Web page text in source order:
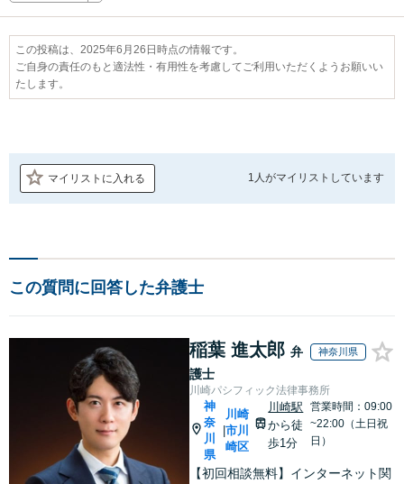
この投稿は、2025年6月26日時点の情報です。
ご自身の責任のもと適法性・有用性を考慮してご利用いただくようお願いい
たします。
マイリストに入れる 1人がマイリストしています
この質問に回答した弁護士
稲葉 進太郎 弁
護士
神奈川県
川崎パシフィック法律事務所
神
奈
川
県
川崎
市川
崎区
川崎駅
から徒
歩1分
営業時間：09:00
~22:00（土日祝
日）
【初回相談無料】インターネット関